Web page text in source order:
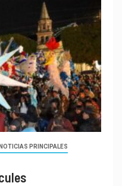
NOTICIAS PRINCIPALES